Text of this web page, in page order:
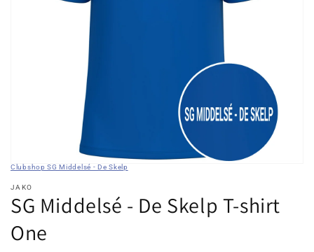
galerieweergave
Clubshop SG Middelsé - De Skelp
JAKO
SG Middelsé - De Skelp T-shirt
One